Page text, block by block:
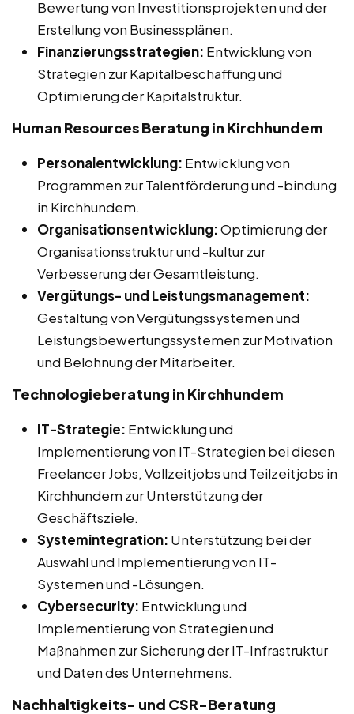
Bewertung von Investitionsprojekten und der
Erstellung von Businessplänen.
Finanzierungsstrategien: Entwicklung von
Strategien zur Kapitalbeschaffung und
Optimierung der Kapitalstruktur.
Human Resources Beratung in Kirchhundem
Personalentwicklung: Entwicklung von
Programmen zur Talentförderung und -bindung
in Kirchhundem.
Organisationsentwicklung:Optimierung der
Organisationsstruktur und -kultur zur
Verbesserung der Gesamtleistung.
Vergütungs- und Leistungsmanagement:
Gestaltung von Vergütungssystemen und
Leistungsbewertungssystemen zur Motivation
und Belohnung der Mitarbeiter.
Technologieberatung in Kirchhundem
IT-Strategie: Entwicklung und
Implementierung von IT-Strategien bei diesen
Freelancer Jobs, Vollzeitjobs und Teilzeitjobs in
Kirchhundem zur Unterstützung der
Geschäftsziele.
Systemintegration: Unterstützung bei der
Auswahl und Implementierung von IT-
Systemen und -Lösungen.
Cybersecurity: Entwicklung und
Implementierung von Strategien und
Maßnahmen zur Sicherung der IT-Infrastruktur
und Daten des Unternehmens.
Nachhaltigkeits- und CSR-Beratung